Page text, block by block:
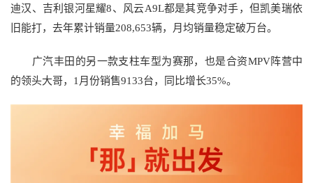
迪汉、吉利银河星耀8、风云A9L都是其竞争对手，但凯美瑞依
旧能打，去年累计销量208,653辆，月均销量稳定破万台。
广汽丰田的另一款支柱车型为赛那，也是合资MPV阵营中
的领头大哥，1月份销售9133台，同比增长35%。